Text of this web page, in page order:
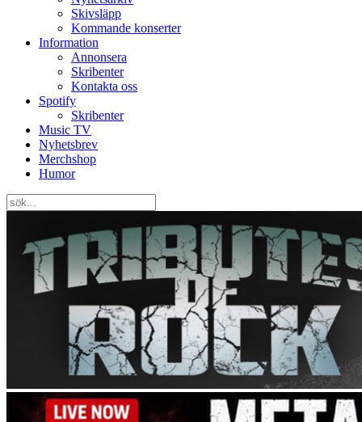
Skivsläpp
Kommande konserter
Information
Annonsera
Skribenter
Kontakta oss
Spotify
Skribenter
Music TV
Nyhetsbrev
Merchshop
Humor